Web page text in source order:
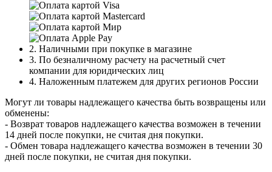
2. Наличными при покупке в магазине
3. По безналичному расчету на расчетный счет
компании для юридических лиц
4. Наложенным платежем для других регионов России
Могут ли товары надлежащего качества быть возвращены или
обменены:
- Возврат товаров надлежащего качества возможен в течении
14 дней после покупки, не считая дня покупки.
- Обмен товара надлежащего качества возможен в течении 30
дней после покупки, не считая дня покупки.